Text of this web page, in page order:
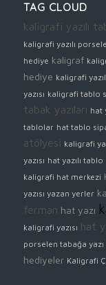
TAG CLOUD
kaligrafi yazılı
kaligrafi yazılı
hediye kaligraf
hediye kaligrafi
yazısı kaligrafi tablo
tabak yazıları hat
tablolar hat tablo
atölyesi kaligrafi
yazısı hat yazılı tablo
kaligrafi hat merkezi
yazısı yazan yerler
ferman hat yazı
kaligrafi yazısı hat
porselen tabağa yazı
hediyeler Kaligrafi